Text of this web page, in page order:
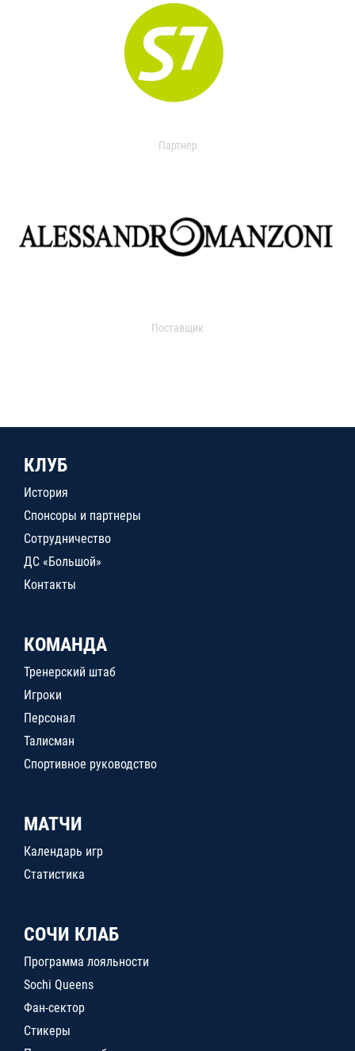
Партнер
Поставщик
КЛУБ
История
Спонсоры и партнеры
Сотрудничество
ДС «Большой»
Контакты
КОМАНДА
Тренерский штаб
Игроки
Персонал
Талисман
Спортивное руководство
МАТЧИ
Календарь игр
Статистика
СОЧИ КЛАБ
Программа лояльности
Sochi Queens
Фан-сектор
Стикеры